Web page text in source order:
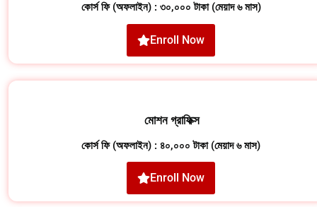
কোর্স ফি (অফলাইন) : ৩০,০০০ টাকা (মেয়াদ ৬ মাস)
Enroll Now
মোশন গ্রাফিক্স
কোর্স ফি (অফলাইন) : ৪০,০০০ টাকা (মেয়াদ ৬ মাস)
Enroll Now